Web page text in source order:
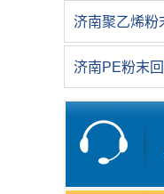
济南聚乙烯粉
济南PE粉末